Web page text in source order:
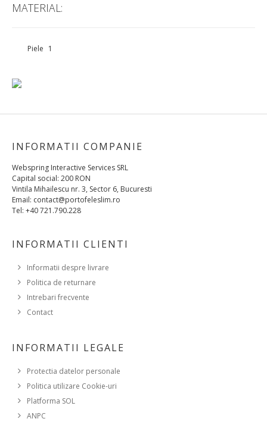
MATERIAL:
Piele 1
INFORMATII COMPANIE
Webspring Interactive Services SRL
Capital social: 200 RON
Vintila Mihailescu nr. 3, Sector 6, Bucuresti
Email: contact@portofeleslim.ro
Tel: +40 721.790.228
INFORMATII CLIENTI
Informatii despre livrare
Politica de returnare
Intrebari frecvente
Contact
INFORMATII LEGALE
Protectia datelor personale
Politica utilizare Cookie-uri
Platforma SOL
ANPC